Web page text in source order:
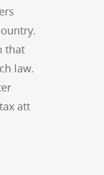
that
law.
att